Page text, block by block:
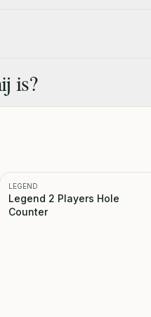
is?
LEGEND
Legend 2 Players Hole
Counter